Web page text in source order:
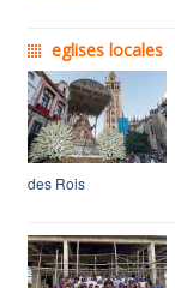
eglises locales
des Rois